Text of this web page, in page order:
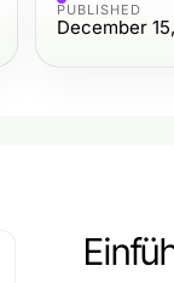
PUBLISHED
December